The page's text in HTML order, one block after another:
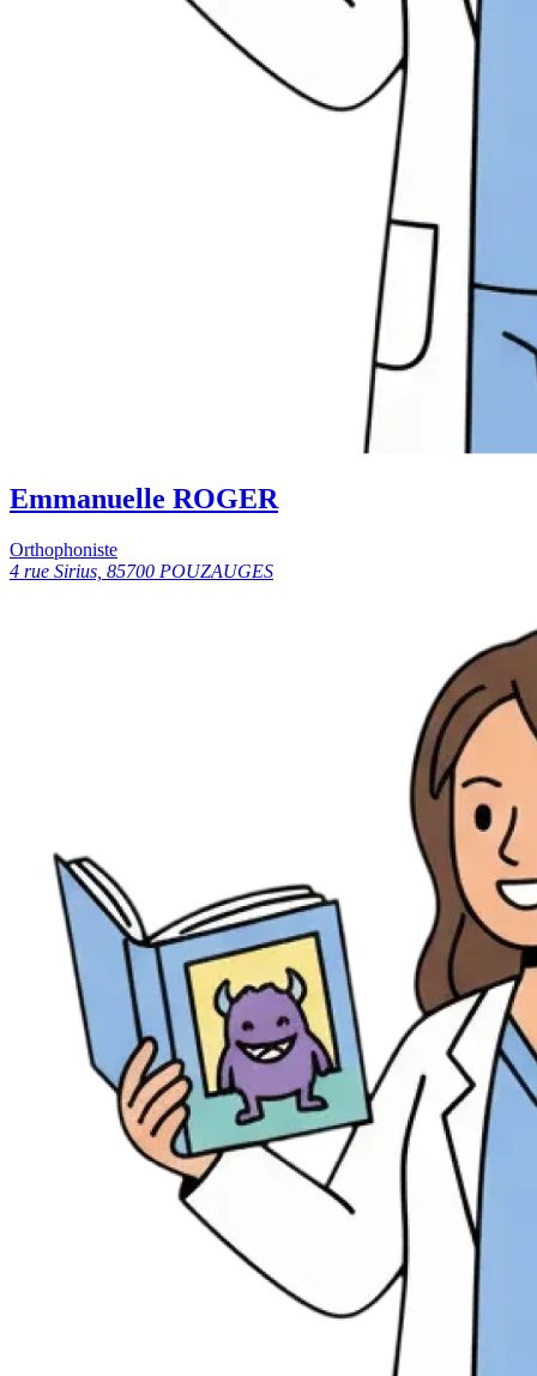
Emmanuelle ROGER
Orthophoniste
4 rue Sirius, 85700 POUZAUGES